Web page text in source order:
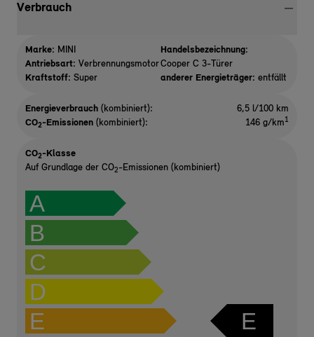
Verbrauch
Marke: MINI
Antriebsart: Verbrennungsmotor
Kraftstoff: Super
Handelsbezeichnung:
Cooper C 3-Türer
anderer Energieträger: entfällt
Energieverbrauch (kombiniert):
6,5 l/100 km
CO2-Emissionen (kombiniert): 146 g/km1
CO2-Klasse
Auf Grundlage der CO2-Emissionen (kombiniert)
A
B
C
D
E
E